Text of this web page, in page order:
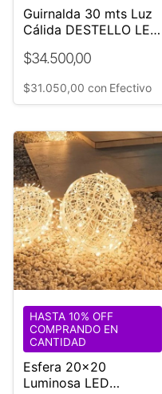
Guirnalda 30 mts Luz
Cálida DESTELLO LED
Vip
$34.500,00
$31.050,00 con Efectivo
Esfera 20x20
Luminosa LED
HASTA 10% OFF
COMPRANDO EN
CANTIDAD